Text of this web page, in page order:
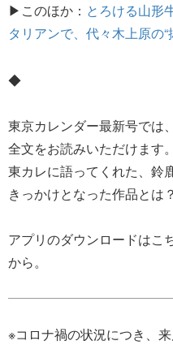
▶このほか： とろける山形
タリアンで、代々木上原の“
◆
東京カレンダー最新号では
全文をお読みいただけます。
東カレに語ってくれた、鈴
きっかけとなった作品とは？
アプリのダウンロードはこ
から。
※コロナ禍の状況につき、